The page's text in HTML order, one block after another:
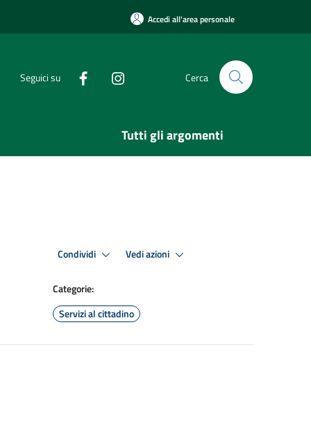
Accedi all'area personale
Seguici su Cerca
Tutti gli argomenti
Condividi Vedi azioni
Categorie:
Servizi al cittadino